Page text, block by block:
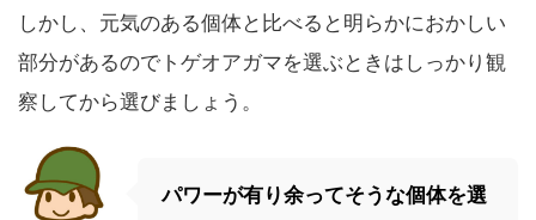
しかし、元気のある個体と比べると明らかにおかしい
部分があるのでトゲオアガマを選ぶときはしっかり観
察してから選びましょう。
パワーが有り余ってそうな個体を選